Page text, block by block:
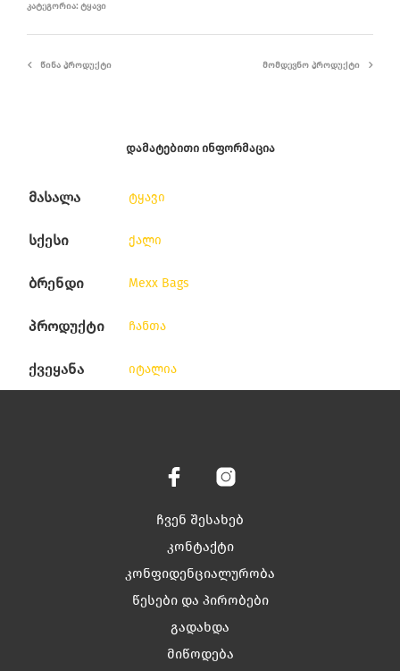
ᲙᲐᲢᲔᲒᲝᲠᲘᲐ: ᲢᲧᲐᲕᲘ
ᲬᲘᲜᲐ ᲞᲠᲝᲓᲣᲥᲢᲘ ᲛᲝᲛᲓᲔᲕᲜᲝ ᲞᲠᲝᲓᲣᲥᲢᲘ
ᲓᲐᲛᲐᲢᲔᲑᲘᲗᲘ ᲘᲜᲤᲝᲠᲛᲐᲪᲘᲐ
მასალა ტყავი
სქესი ქალი
ბრენდი Mexx Bags
პროდუქტი ჩანთა
ქვეყანა იტალია
ჩვენ შესახებ
კონტაქტი
კონფიდენციალურობა
წესები და პირობები
გადახდა
მიწოდება